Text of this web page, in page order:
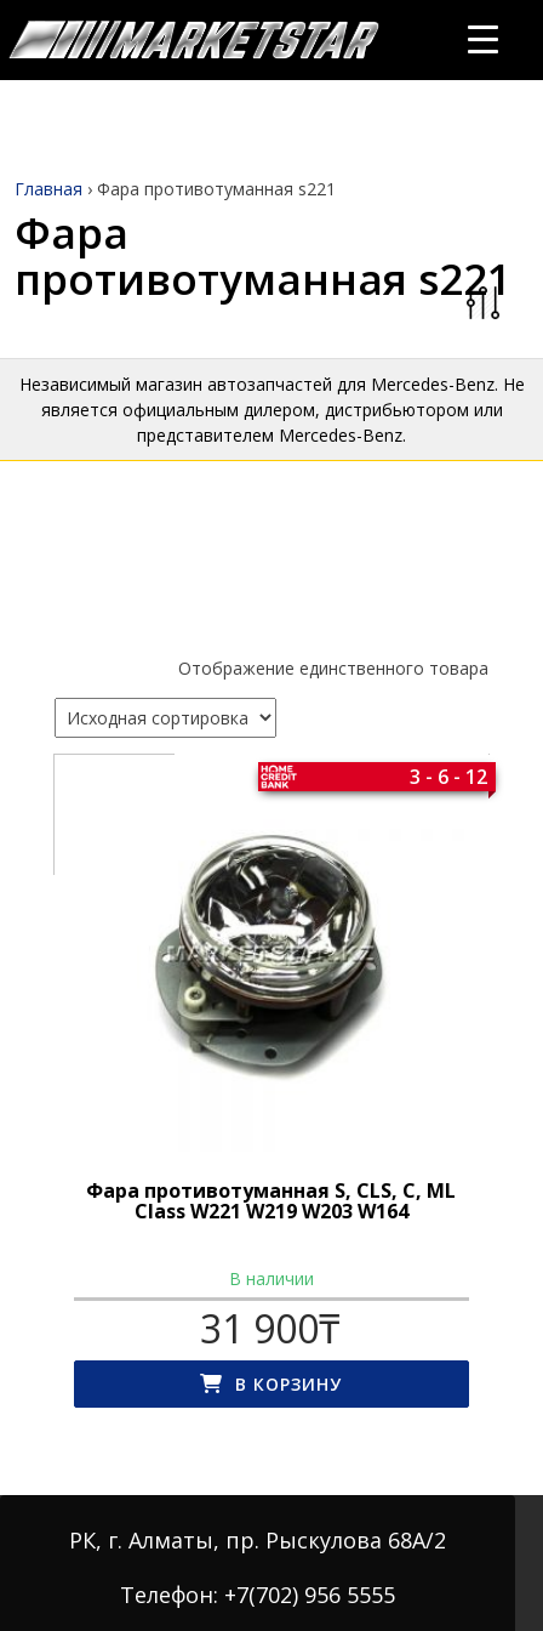
Главная › Фара противотуманная s221
Фара
противотуманная s221
Независимый магазин автозапчастей для Mercedes-Benz. Не
является официальным дилером, дистрибьютором или
представителем Mercedes-Benz.
Отображение единственного товара
Фара противотуманная S, CLS, C, ML
Class W221 W219 W203 W164
3 - 6 - 12
В наличии
31 900₸
В КОРЗИНУ
РК, г. Алматы, пр. Рыскулова 68А/2
Телефон: +7(702) 956 5555